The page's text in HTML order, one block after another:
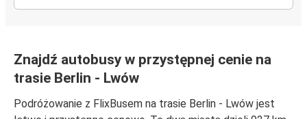
Znajdź autobusy w przystępnej cenie na
trasie Berlin - Lwów
Podróżowanie z FlixBusem na trasie Berlin - Lwów jest